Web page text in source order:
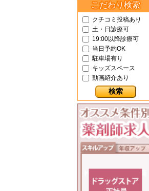
こだわり検索
クチコミ投稿あり
土・日診療可
19:00以降診療可
当日予約OK
駐車場有り
キッズスペース
動画紹介あり